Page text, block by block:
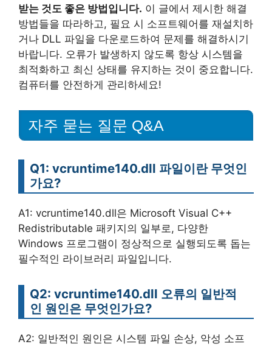
받는 것도 좋은 방법입니다. 이 글에서 제시한 해결
방법들을 따라하고, 필요 시 소프트웨어를 재설치하
거나 DLL 파일을 다운로드하여 문제를 해결하시기
바랍니다. 오류가 발생하지 않도록 항상 시스템을
최적화하고 최신 상태를 유지하는 것이 중요합니다.
컴퓨터를 안전하게 관리하세요!
자주 묻는 질문 Q&A
Q1: vcruntime140.dll 파일이란 무엇인
가요?
A1: vcruntime140.dll은 Microsoft Visual C++
Redistributable 패키지의 일부로, 다양한
Windows 프로그램이 정상적으로 실행되도록 돕는
필수적인 라이브러리 파일입니다.
Q2: vcruntime140.dll 오류의 일반적
인 원인은 무엇인가요?
A2: 일반적인 원인은 시스템 파일 손상, 악성 소프